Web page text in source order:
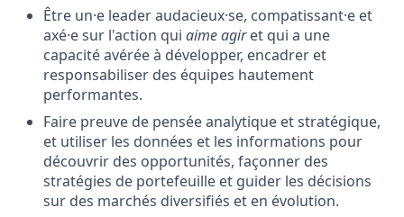
Être un·e leader audacieux·se, compatissant·e et
axé·e sur l'action qui aime agiret qui a une
capacité avérée à développer, encadrer et
responsabiliser des équipes hautement
performantes.
Faire preuve de pensée analytique et stratégique,
et utiliser les données et les informations pour
découvrir des opportunités, façonner des
stratégies de portefeuille et guider les décisions
sur des marchés diversifiés et en évolution.